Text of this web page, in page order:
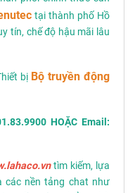
tại thành phố Hồ
tín, chế độ hậu mãi lâu
bị Bộ truyền động
HOẶC Email:
tìm kiếm, lựa
các nền tảng chat như